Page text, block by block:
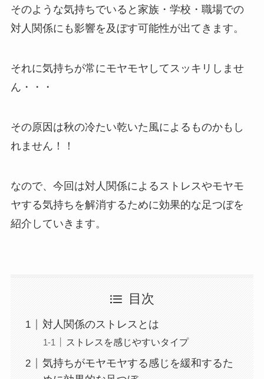
そのような気持ちでいると家族・学校・職場での
対人関係にも影響を及ぼす可能性が出てきます。
それに気持ちが常にモヤモヤしてスッキリしませ
ん・・・
その原因は秋の冷たい乾いた風によるものかもし
れません！！
なので、今回は対人関係によるストレスやモヤモ
ヤする気持ちを解消するために効果的な足つぼを
紹介していきます。
目次
対人関係のストレスとは
ストレスを感じやすいタイプ
気持ちがモヤモヤする感じを緩和するた